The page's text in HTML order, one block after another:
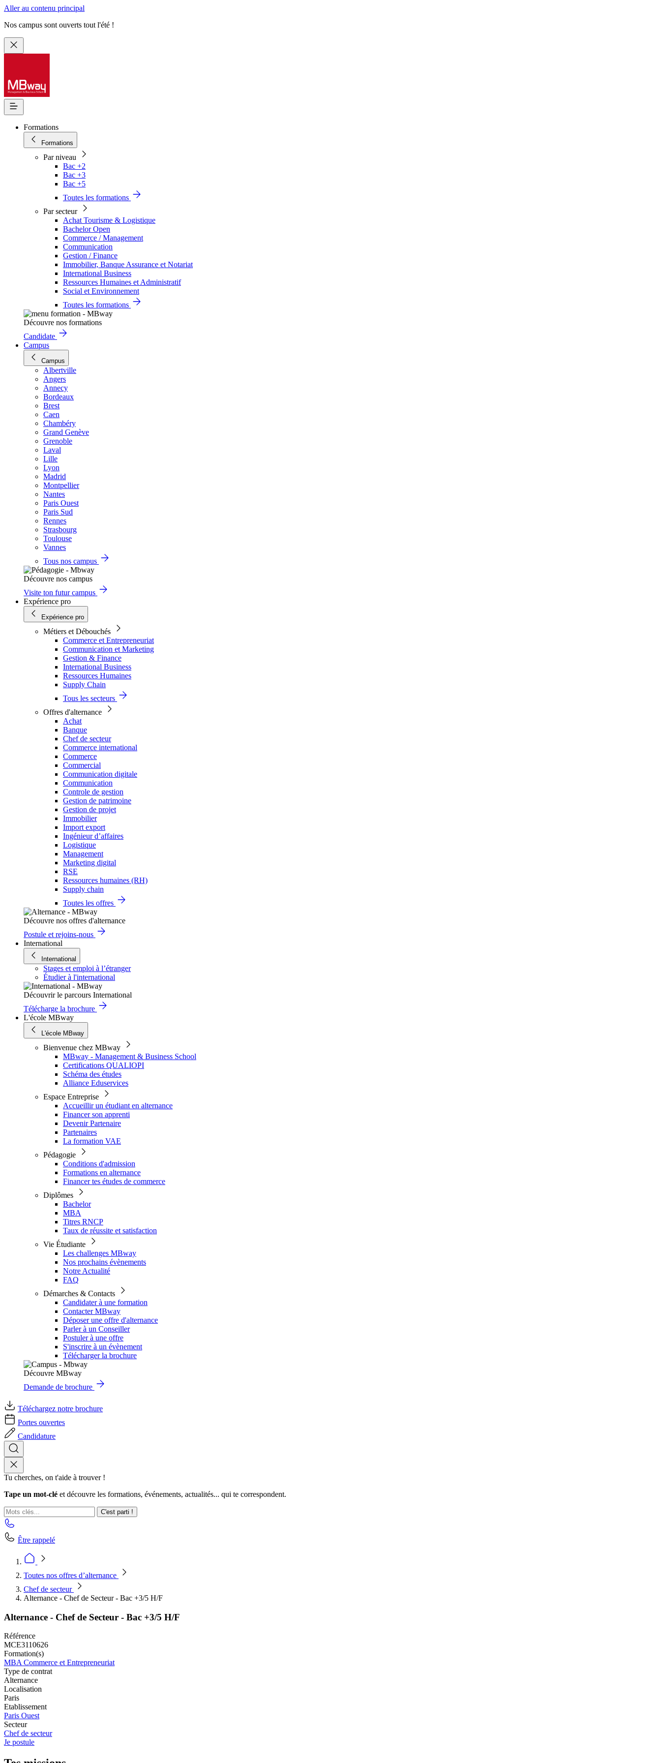
Aller au contenu principal
Nos campus sont ouverts tout l'été !
Formations
Formations
Par niveau
Bac +2
Bac +3
Bac +5
Toutes les formations
Par secteur
Achat Tourisme & Logistique
Bachelor Open
Commerce / Management
Communication
Gestion / Finance
Immobilier, Banque Assurance et Notariat
International Business
Ressources Humaines et Administratif
Social et Environnement
Toutes les formations
Découvre nos formations
Candidate
Campus
Campus
Albertville
Angers
Annecy
Bordeaux
Brest
Caen
Chambéry
Grand Genève
Grenoble
Laval
Lille
Lyon
Madrid
Montpellier
Nantes
Paris Ouest
Paris Sud
Rennes
Strasbourg
Toulouse
Vannes
Tous nos campus
Découvre nos campus
Visite ton futur campus
Expérience pro
Expérience pro
Métiers et Débouchés
Commerce et Entrepreneuriat
Communication et Marketing
Gestion & Finance
International Business
Ressources Humaines
Supply Chain
Tous les secteurs
Offres d'alternance
Achat
Banque
Chef de secteur
Commerce international
Commerce
Commercial
Communication digitale
Communication
Controle de gestion
Gestion de patrimoine
Gestion de projet
Immobilier
Import export
Ingénieur d’affaires
Logistique
Management
Marketing digital
RSE
Ressources humaines (RH)
Supply chain
Toutes les offres
Découvre nos offres d'alternance
Postule et rejoins-nous
International
International
Stages et emploi à l’étranger
Étudier à l'international
Découvrir le parcours International
Télécharge la brochure
L'école MBway
L'école MBway
Bienvenue chez MBway
MBway - Management & Business School
Certifications QUALIOPI
Schéma des études
Alliance Eduservices
Espace Entreprise
Accueillir un étudiant en alternance
Financer son apprenti
Devenir Partenaire
Partenaires
La formation VAE
Pédagogie
Conditions d'admission
Formations en alternance
Financer tes études de commerce
Diplômes
Bachelor
MBA
Titres RNCP
Taux de réussite et satisfaction
Vie Étudiante
Les challenges MBway
Nos prochains évènements
Notre Actualité
FAQ
Démarches & Contacts
Candidater à une formation
Contacter MBway
Déposer une offre d'alternance
Parler à un Conseiller
Postuler à une offre
S'inscrire à un évènement
Télécharger la brochure
Découvre MBway
Demande de brochure
Téléchargez notre brochure
Portes ouvertes
Candidature
Tu cherches, on t'aide à trouver !
Tape un mot-clé et découvre les formations, événements, actualités... qui te correspondent.
C'est parti !
Être rappelé
Toutes nos offres d’alternance
Chef de secteur
Alternance - Chef de Secteur - Bac +3/5 H/F
Alternance - Chef de Secteur - Bac +3/5 H/F
Référence
MCE3110626
Formation(s)
MBA Commerce et Entrepreneuriat
Type de contrat
Alternance
Localisation
Paris
Etablissement
Paris Ouest
Secteur
Chef de secteur
Je postule